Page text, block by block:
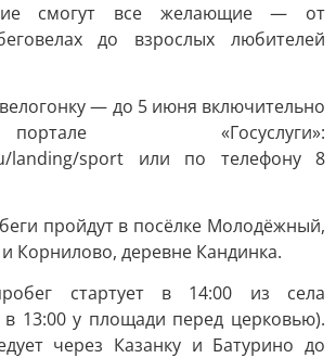
смогут все желающие — от
до взрослых любителей
— до 5 июня включительно
«Госуслуги»:
landing/sport или по телефону 8
пройдут в посёлке Молодёжный,
Корнилово, деревне Кандинка.
стартует в 14:00 из села
13:00 у площади перед церковью).
через Казанку и Батурино до